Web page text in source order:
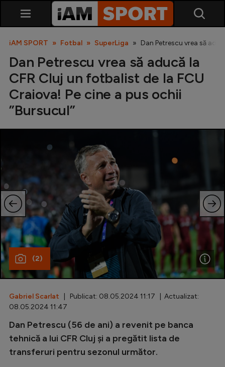
SuperLiga
Liga 2
Cupa României
Echipa Națională
U21
Fotbal feminin
Special
Diverse
Inedit
Clasamente
Champions League
iAM SPORT Fotbal SuperLiga Dan Petrescu vrea să
Dan Petrescu vrea să aducă la
CFR Cluj un fotbalist de la FCU
Craiova! Pe cine a pus ochii
”Bursucul”
(2)
Gabriel Scarlat | Publicat: 08.05.2024 11:17 | Actualizat:
08.05.2024 11:47
Dan Petrescu (56 de ani) a revenit pe banca
tehnică a lui CFR Cluj și a pregătit lista de
transferuri pentru sezonul următor.